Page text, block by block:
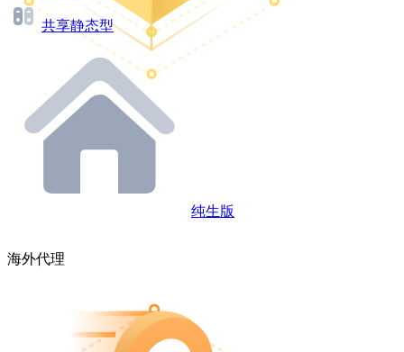
共享静态型
纯生版
海外代理